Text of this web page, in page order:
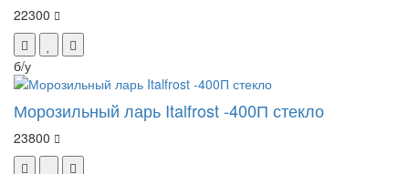
22300
б/у
Морозильный ларь Italfrost -400П стекло
23800